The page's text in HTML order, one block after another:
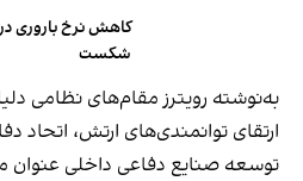
کاهش نرخ باروری در
شکست
به‌نوشته رویترز مقام‌های نظامی
ارتقای توانمندی‌های ارتش، اتحاد
توسعه صنایع دفاعی داخلی عنوان